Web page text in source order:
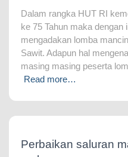
Dalam rangka HUT RI
ke 75 Tahun maka dengan
mengadakan lomba
Sawit. Adapun hal
masing masing peserta
Read more…
Perbaikan saluran